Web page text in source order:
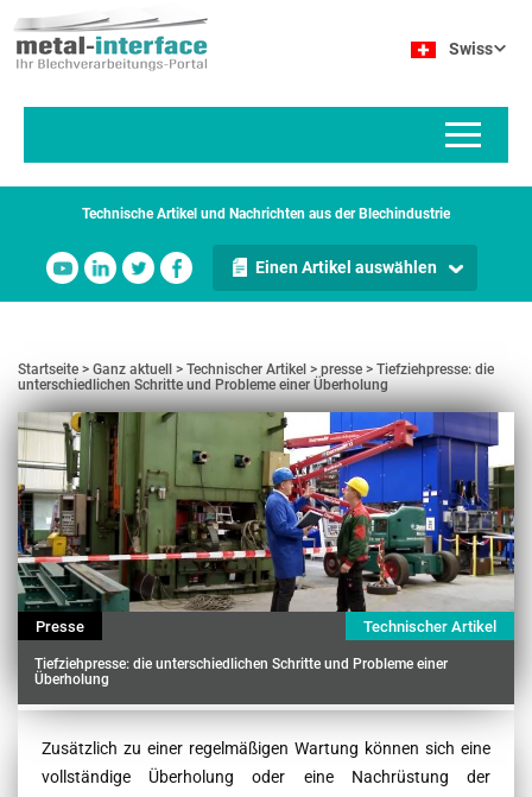
zum
Inhalt
Swiss
Technische Artikel und Nachrichten aus der Blechindustrie
Einen Artikel auswählen
Startseite Ganz aktuell Technischer Artikel presse
Tiefziehpresse: die
unterschiedlichen Schritte und Probleme einer Überholung
Presse Technischer Artikel
Tiefziehpresse: die unterschiedlichen Schritte und Probleme einer
Überholung
Contenu
Zusätzlich zu einer regelmäßigen Wartung können sich eine
vollständige Überholung oder eine Nachrüstung der